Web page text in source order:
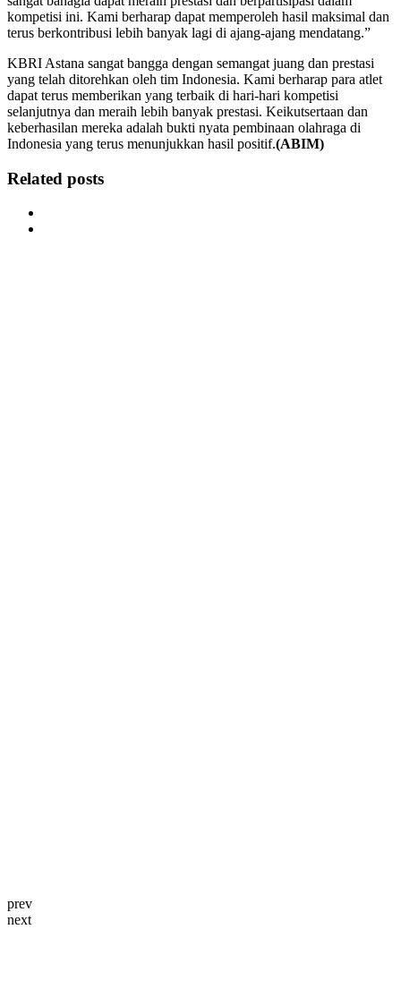
kompetisi ini. Kami berharap dapat memperoleh hasil maksimal dan
terus berkontribusi lebih banyak lagi di ajang-ajang mendatang.”
KBRI Astana sangat bangga dengan semangat juang dan prestasi
yang telah ditorehkan oleh tim Indonesia. Kami berharap para atlet
dapat terus memberikan yang terbaik di hari-hari kompetisi
selanjutnya dan meraih lebih banyak prestasi. Keikutsertaan dan
keberhasilan mereka adalah bukti nyata pembinaan olahraga di
Indonesia yang terus menunjukkan hasil positif.(ABIM)
Related posts
prev
next